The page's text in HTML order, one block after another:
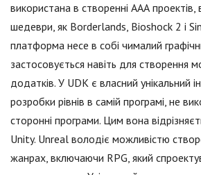
використана в створенні ААА
шедеври, як Borderlands, Bioshock 2 і
платформа несе в собі чималий
застосовується навіть для створення
додатків. У UDK є власний унікальний
розробки рівнів в самій програмі, не
сторонні програми. Цим вона
Unity. Unreal володіє можливістю
жанрах, включаючи RPG, який